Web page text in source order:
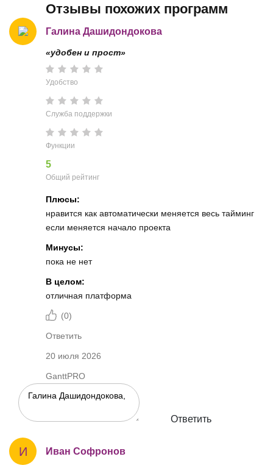
Отзывы похожих программ
Галина Дашидондокова
«удобен и прост»
Удобство
Служба поддержки
Функции
5
Общий рейтинг
Плюсы:
нравится как автоматически меняется весь тайминг
если меняется начало проекта
Минусы:
пока не нет
В целом:
отличная платформа
(0)
Ответить
20 июля 2026
GanttPRO
Ответить
И Иван Софронов